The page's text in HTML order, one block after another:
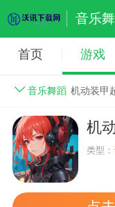
音乐
首页 游戏
音乐舞蹈
类型：